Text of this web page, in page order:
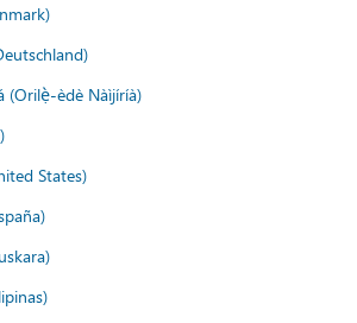
(Orilẹ̀-èdè Nàìjíríà)
States)